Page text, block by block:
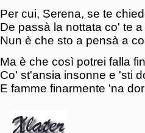
Per cui, Serena, se te
De passà la nottata co' te a
Nun è che sto a pensà a
Ma è che così potrei falla
Co' st'ansia insonne e 'sti
E famme finarmente 'na